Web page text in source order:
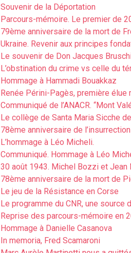
Souvenir de la Déportation
Parcours-mémoire. Le premier de
79ème anniversaire de la mort de
Ukraine. Revenir aux principes
Le souvenir de Don Jacques
L’obstination du crime vs celle du
Hommage à Hammadi Bouakkaz
Renée Périni-Pagès, première élue
Communiqué de l’ANACR. “Mont
Le collège de Santa Maria Sicche
78ème anniversaire de l’insurrection
L’hommage à Léo Micheli.
Communiqué. Hommage à Léo
30 août 1943. Michel Bozzi et
78ème anniversaire de la mort de
Le jeu de la Résistance en Corse
Le programme du CNR, une source
Reprise des parcours-mémoire en
Hommage à Danielle Casanova
In memoria, Fred Scamaroni